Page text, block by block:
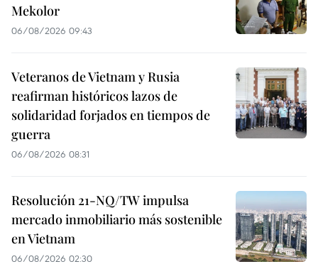
Mekolor
06/08/2026 09:43
Veteranos de Vietnam y Rusia
reafirman históricos lazos de
solidaridad forjados en tiempos de
guerra
06/08/2026 08:31
Resolución 21-NQ/TW impulsa
mercado inmobiliario más sostenible
en Vietnam
06/08/2026 02:30